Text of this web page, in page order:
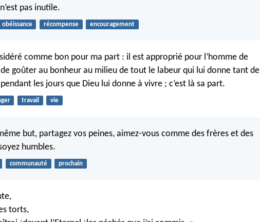
pas inutile.
obéissance récompense encouragement
comme bon pour ma part : il est approprié pour l’homme de
goûter au bonheur au milieu de tout le labeur qui lui donne tant de
les jours que Dieu lui donne à vivre ; c’est là sa part.
travail vie
but, partagez vos peines, aimez-vous comme des frères et des
humbles.
communauté prochain
torts,